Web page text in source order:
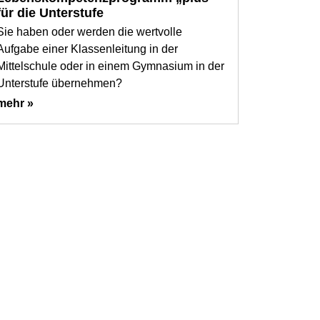
die Unterstufe
haben oder werden die wertvolle
einer Klassenleitung in der
oder in einem Gymnasium in der
übernehmen?
»